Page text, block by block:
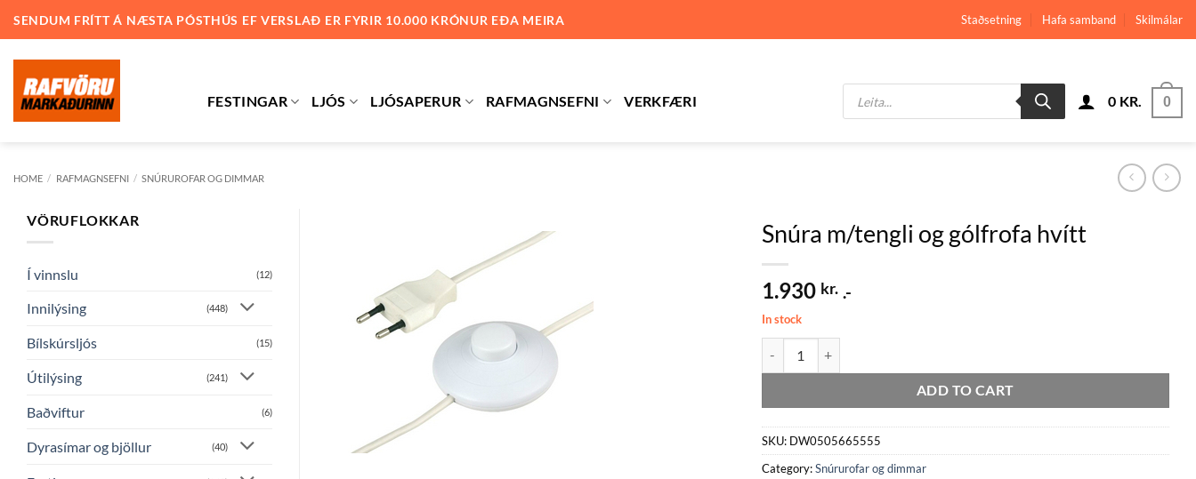
SENDUM FRÍTT Á NÆSTA PÓSTHÚS EF VERSLAÐ ER FYRIR 10.000 KRÓNUR EÐA MEIRA Staðsetning Hafa samband Skilmálar
FESTINGAR LJÓS LJÓSAPERUR RAFMAGNSEFNI VERKFÆRI
Products
search
0 KR. 0
HOME / RAFMAGNSEFNI / SNÚRUROFAR OG DIMMAR
VÖRUFLOKKAR
Í vinnslu (12)
Innilýsing (448)
Bílskúrsljós (15)
Útilýsing (241)
Baðviftur (6)
Dyrasímar og bjöllur (40)
Snúra m/tengli og gólfrofa hvítt
1.930 kr. .-
In stock
ADD TO CART
SKU: DW0505665555
Category:Snúrurofar og dimmar